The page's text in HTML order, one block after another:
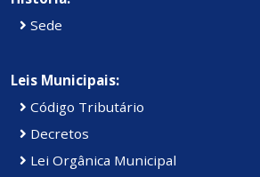
Sede
Leis Municipais:
Código Tributário
Decretos
Lei Orgânica Municipal